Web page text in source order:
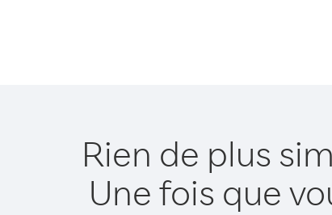
Rien de plus
Une fois que